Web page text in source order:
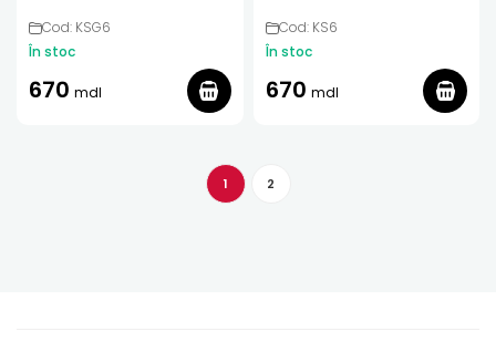
Cod: KSG6
În stoc
670 mdl
Cod: KS6
În stoc
670 mdl
1 2